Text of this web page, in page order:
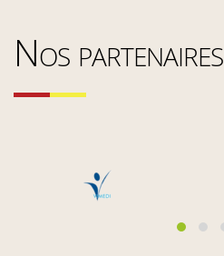
Nos partenaires